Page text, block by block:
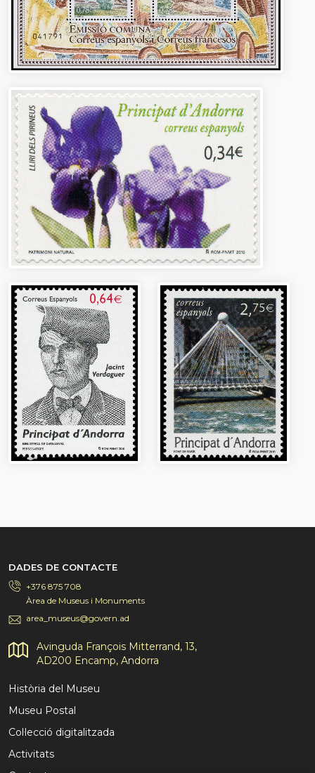
DADES DE CONTACTE
+376 875 708
Àrea de Museus i Monuments
area_museus@govern.ad
Avinguda François Mitterrand, 13,
AD200 Encamp, Andorra
Història del Museu
Museu Postal
Col·lecció digitalitzada
Activitats